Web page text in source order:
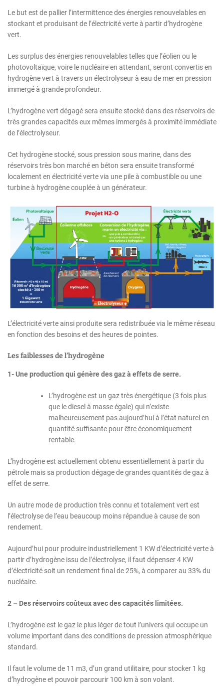
Le but est de pallier l’intermittence des énergies renouvelables en
stockant et produisant de l’électricité verte à partir d’hydrogène
vert.
Les surplus des énergies renouvelables telles que l’éolien ou le
photovoltaïque, voire le nucléaire en attendant, seront convertis en
hydrogène vert à travers un électrolyseur à eau de mer en pression
immergé à grande profondeur.
L’hydrogène vert dégagé sera ensuite stocké dans des réservoirs de
très grandes capacités eux mêmes immergés à proximité immédiate
de l’électrolyseur.
Cet hydrogène stocké, sous pression sous marine, dans des
réservoirs très bon marché en béton sera ensuite transformé
localement en électricité verte via une pile à combustible ou une
turbine à hydrogène couplée à un générateur.
L’électricité verte ainsi produite sera redistribuée via le même réseau
en fonction des besoins et des heures de pointes.
Les faiblesses de l’hydrogène
1- Une production qui génère des gaz à effets de serre.
L’hydrogène est un gaz très énergétique (3 fois plus
que le diesel à masse égale) qui n’existe
malheureusement pas aujourd’hui à l’état naturel en
quantité suffisante pour être économiquement
rentable.
L’hydrogène est actuellement obtenu essentiellement à partir du
pétrole mais sa production dégage de grandes quantités de gaz à
effet de serre.
Un autre mode de production très connu et totalement vert est
l’électrolyse de l’eau beaucoup moins répandue à cause de son
rendement.
Aujourd’hui pour produire industriellement 1 KW d’électricité verte à
partir d’hydrogène issu de l’électrolyse, il faut dépenser 4 KW
d’électricité soit un rendement final de 25%, à comparer au 33% du
nucléaire.
2 – Des réservoirs coûteux avec des capacités limitées.
L’hydrogène est le gaz le plus léger de tout l’univers qui occupe un
volume important dans des conditions de pression atmosphérique
standard.
Il faut le volume de 11 m3, d’un grand utilitaire, pour stocker 1 kg
d’hydrogène et pouvoir parcourir 100 km à son volant.